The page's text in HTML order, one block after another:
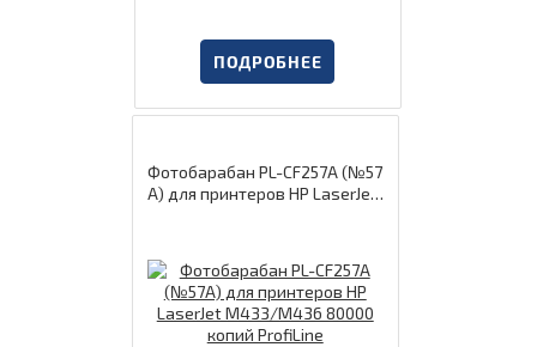
ПОДРОБНЕЕ
Фотобарабан PL-CF257A (№57
A) для принтеров HP LaserJet